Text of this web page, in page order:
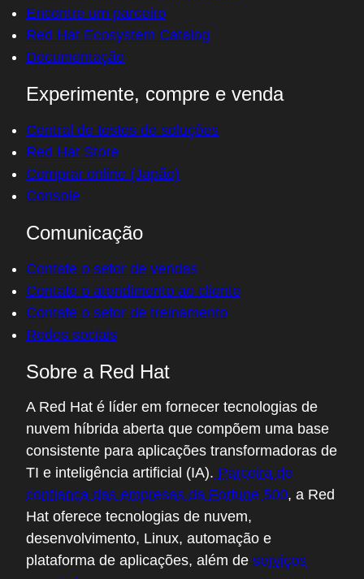
Encontre um parceiro
Red Hat Ecosystem Catalog
Documentação
Experimente, compre e venda
Central de testes de soluções
Red Hat Store
Comprar online (Japão)
Console
Comunicação
Contate o setor de vendas
Contate o atendimento ao cliente
Contate o setor de treinamento
Redes sociais
Sobre a Red Hat
A Red Hat é líder em fornecer tecnologias de
nuvem híbrida aberta que compõem uma base
consistente para aplicações transformadoras de
TI e inteligência artificial (IA). Parceira de
confiança das empresas da Fortune 500, a Red
Hat oferece tecnologias de nuvem,
desenvolvimento, Linux, automação e
plataforma de aplicações, além de serviços